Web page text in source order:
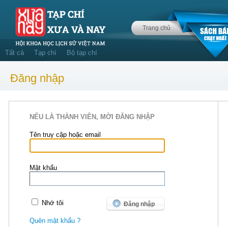
Trang chủ
Tất cả Tạp chí Bộ tạp chí
Đăng nhập
NẾU LÀ THÀNH VIÊN, MỜI ĐĂNG NHẬP
Tên truy cập hoặc email
Mật khẩu
Nhớ tôi
Quên mật khẩu ?